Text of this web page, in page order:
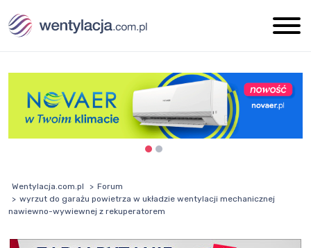
Wentylacja.com.pl
Forum
wyrzut do garażu powietrza w układzie wentylacji mechanicznej
nawiewno-wywiewnej z rekuperatorem